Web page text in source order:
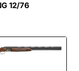
12/76